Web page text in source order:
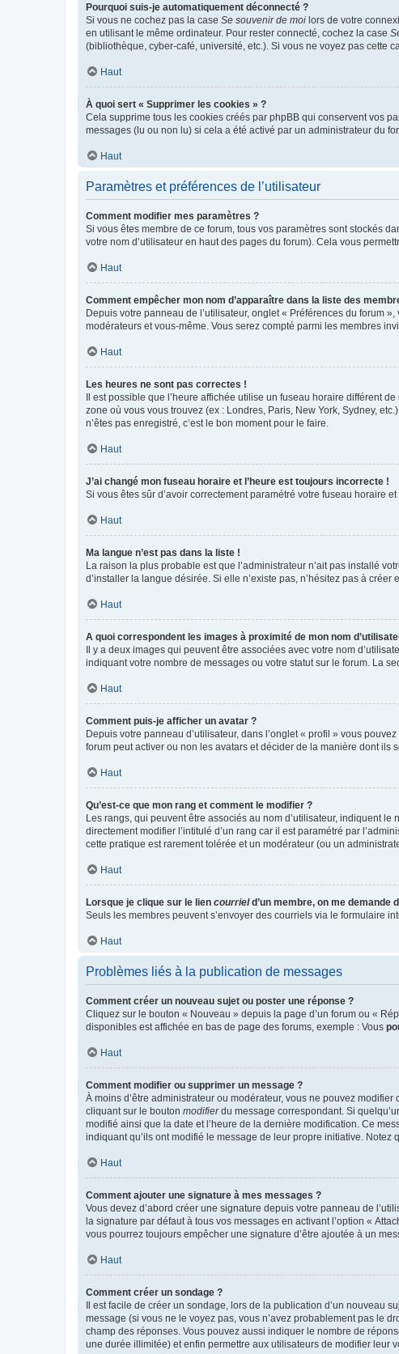
Pourquoi suis-je automatiquement déconnecté ?
Si vous ne cochez pas la case Se souvenir de moi lors de votre
en utilisant le même ordinateur. Pour rester connecté, cochez la case
(bibliothèque, cyber-café, université, etc.). Si vous ne voyez pas cette
Haut
À quoi sert « Supprimer les cookies » ?
Cela supprime tous les cookies créés par phpBB qui conservent vos
messages (lu ou non lu) si cela a été activé par un administrateur du
Haut
Paramètres et préférences de l’utilisateur
Comment modifier mes paramètres ?
Si vous êtes membre de ce forum, tous vos paramètres sont stockés
votre nom d’utilisateur en haut des pages du forum). Cela vous
Haut
Comment empêcher mon nom d’apparaître dans la liste des
Depuis votre panneau de l’utilisateur, onglet « Préférences du forum »,
modérateurs et vous-même. Vous serez compté parmi les membres
Haut
Les heures ne sont pas correctes !
Il est possible que l’heure affichée utilise un fuseau horaire différent
zone où vous vous trouvez (ex : Londres, Paris, New York, Sydney,
n’êtes pas enregistré, c’est le bon moment pour le faire.
Haut
J’ai changé mon fuseau horaire et l’heure est toujours incorrecte !
Si vous êtes sûr d’avoir correctement paramétré votre fuseau horaire
Haut
Ma langue n’est pas dans la liste !
La raison la plus probable est que l’administrateur n’ait pas installé
d’installer la langue désirée. Si elle n’existe pas, n’hésitez pas à
Haut
A quoi correspondent les images à proximité de mon nom
Il y a deux images qui peuvent être associées avec votre nom
indiquant votre nombre de messages ou votre statut sur le forum. La
Haut
Comment puis-je afficher un avatar ?
Depuis votre panneau d’utilisateur, dans l’onglet « profil » vous
forum peut activer ou non les avatars et décider de la manière dont ils
Haut
Qu’est-ce que mon rang et comment le modifier ?
Les rangs, qui peuvent être associés au nom d’utilisateur, indiquent
directement modifier l’intitulé d’un rang car il est paramétré par
cette pratique est rarement tolérée et un modérateur (ou un
Haut
Lorsque je clique sur le lien courrield’un membre, on me demande
Seuls les membres peuvent s’envoyer des courriels via le formulaire
Haut
Problèmes liés à la publication de messages
Comment créer un nouveau sujet ou poster une réponse ?
Cliquez sur le bouton « Nouveau » depuis la page d’un forum ou «
disponibles est affichée en bas de page des forums, exemple : Vous
Haut
Comment modifier ou supprimer un message ?
À moins d’être administrateur ou modérateur, vous ne pouvez
cliquant sur le bouton modifierdu message correspondant. Si
modifié ainsi que la date et l’heure de la dernière modification. Ce
indiquant qu’ils ont modifié le message de leur propre initiative.
Haut
Comment ajouter une signature à mes messages ?
Vous devez d’abord créer une signature depuis votre panneau de
la signature par défaut à tous vos messages en activant l’option «
vous pourrez toujours empêcher une signature d’être ajoutée à un
Haut
Comment créer un sondage ?
Il est facile de créer un sondage, lors de la publication d’un nouveau
message (si vous ne le voyez pas, vous n’avez probablement pas le
champ des réponses. Vous pouvez aussi indiquer le nombre de
une durée illimitée) et enfin permettre aux utilisateurs de modifier leur